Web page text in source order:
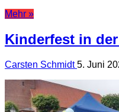
Mehr »
Kinderfest in
Carsten Schmidt5. Juni